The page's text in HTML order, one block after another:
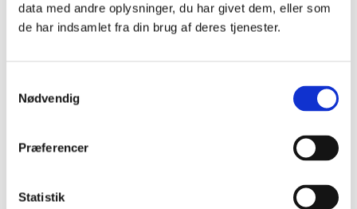
data med andre oplysninger, du har givet dem, eller som
de har indsamlet fra din brug af deres tjenester.
Nødvendig
Præferencer
Statistik